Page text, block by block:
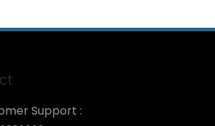
Support :